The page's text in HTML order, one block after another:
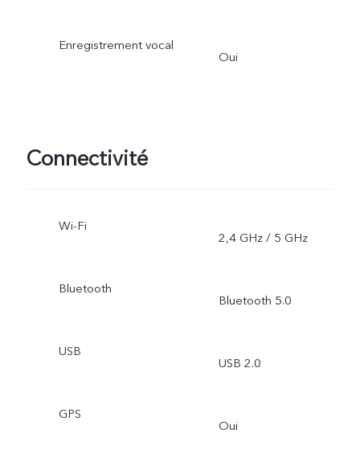
Enregistrement vocal
Oui
Connectivité
Wi-Fi
2,4 GHz / 5 GHz
Bluetooth
Bluetooth 5.0
USB
USB 2.0
GPS
Oui